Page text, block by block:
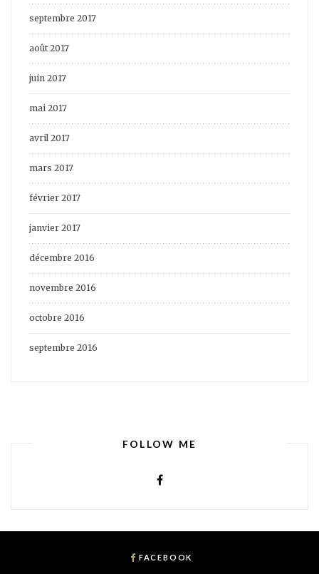
septembre 2017
août 2017
juin 2017
mai 2017
avril 2017
mars 2017
février 2017
janvier 2017
décembre 2016
novembre 2016
octobre 2016
septembre 2016
FOLLOW ME
FACEBOOK